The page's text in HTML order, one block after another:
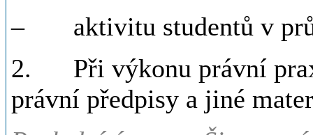
–
aktivitu studentů v
2.
Při výkonu právní
právní předpisy a jiné